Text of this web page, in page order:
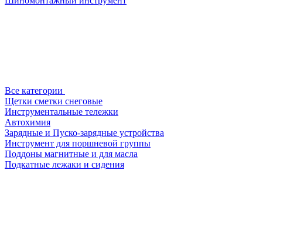
Все категории
Щетки сметки снеговые
Инструментальные тележки
Автохимия
Зарядные и Пуско-зарядные устройства
Инструмент для поршневой группы
Поддоны магнитные и для масла
Подкатные лежаки и сидения